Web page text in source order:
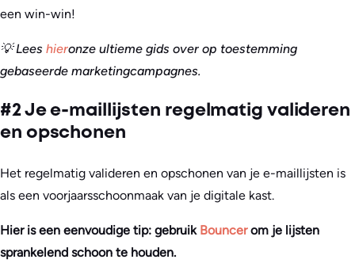
een win-win!
💡 Lees hieronze ultieme gids over op toestemming
gebaseerde marketingcampagnes.
#2 Je e-maillijsten regelmatig valideren
en opschonen
Het regelmatig valideren en opschonen van je e-maillijsten is
als een voorjaarsschoonmaak van je digitale kast.
Hier is een eenvoudige tip: gebruik Bouncerom je lijsten
sprankelend schoon te houden.